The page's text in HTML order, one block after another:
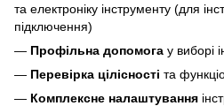
та електроніку інструменту (для
підключення)
— Профільна допомога у виборі
— Перевірка цілісності та
— Комплексне налаштування